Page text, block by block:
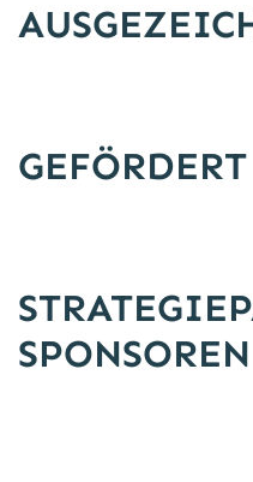
SPONSOREN